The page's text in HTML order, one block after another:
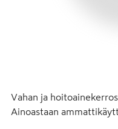
Vahan ja
Ainoastaan